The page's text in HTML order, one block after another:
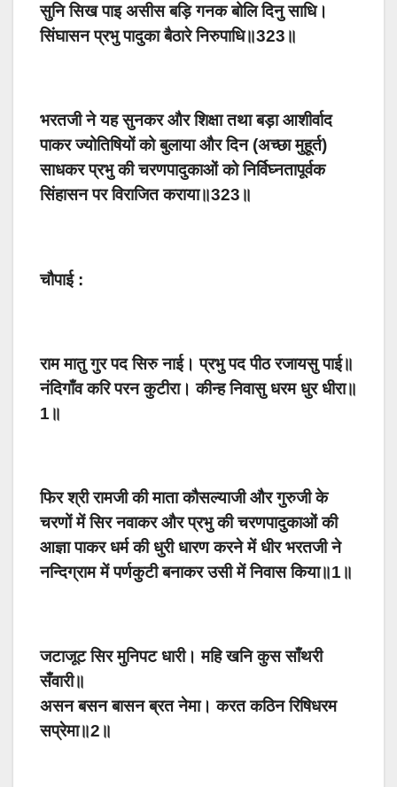
सुनि सिख पाइ असीस बड़ि गनक बोलि दिनु साधि।
सिंघासन प्रभु पादुका बैठारे निरुपाधि॥323॥
भरतजी ने यह सुनकर और शिक्षा तथा बड़ा आशीर्वाद
पाकर ज्योतिषियों को बुलाया और दिन (अच्छा मुहूर्त)
साधकर प्रभु की चरणपादुकाओं को निर्विघ्नतापूर्वक
सिंहासन पर विराजित कराया॥323॥
चौपाई :
राम मातु गुर पद सिरु नाई। प्रभु पद पीठ रजायसु पाई॥
नंदिगाँव करि परन कुटीरा। कीन्ह निवासु धरम धुर धीरा॥
1॥
फिर श्री रामजी की माता कौसल्याजी और गुरुजी के
चरणों में सिर नवाकर और प्रभु की चरणपादुकाओं की
आज्ञा पाकर धर्म की धुरी धारण करने में धीर भरतजी ने
नन्दिग्राम में पर्णकुटी बनाकर उसी में निवास किया॥1॥
जटाजूट सिर मुनिपट धारी। महि खनि कुस साँथरी
सँवारी॥
असन बसन बासन ब्रत नेमा। करत कठिन रिषिधरम
सप्रेमा॥2॥